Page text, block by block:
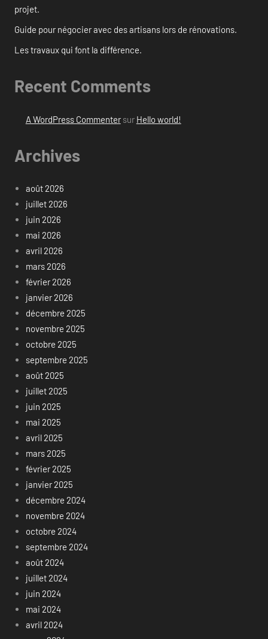
projet.
Guide pour négocier avec des artisans lors de rénovations.
Les travaux qui font la différence.
Recent Comments
A WordPress Commentersur Hello world!
Archives
août 2026
juillet 2026
juin 2026
mai 2026
avril 2026
mars 2026
février 2026
janvier 2026
décembre 2025
novembre 2025
octobre 2025
septembre 2025
août 2025
juillet 2025
juin 2025
mai 2025
avril 2025
mars 2025
février 2025
janvier 2025
décembre 2024
novembre 2024
octobre 2024
septembre 2024
août 2024
juillet 2024
juin 2024
mai 2024
avril 2024